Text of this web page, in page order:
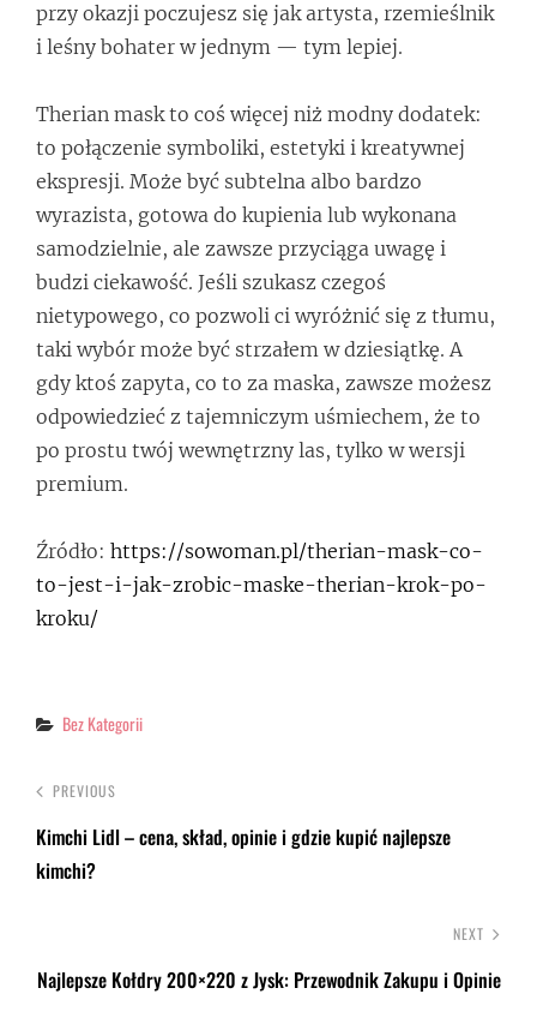
przy okazji poczujesz się jak artysta, rzemieślnik
i leśny bohater w jednym — tym lepiej.
Therian mask to coś więcej niż modny dodatek:
to połączenie symboliki, estetyki i kreatywnej
ekspresji. Może być subtelna albo bardzo
wyrazista, gotowa do kupienia lub wykonana
samodzielnie, ale zawsze przyciąga uwagę i
budzi ciekawość. Jeśli szukasz czegoś
nietypowego, co pozwoli ci wyróżnić się z tłumu,
taki wybór może być strzałem w dziesiątkę. A
gdy ktoś zapyta, co to za maska, zawsze możesz
odpowiedzieć z tajemniczym uśmiechem, że to
po prostu twój wewnętrzny las, tylko w wersji
premium.
Źródło: https://sowoman.pl/therian-mask-co-
to-jest-i-jak-zrobic-maske-therian-krok-po-
kroku/
Categories
Bez Kategorii
PREVIOUS
Kimchi Lidl – cena, skład, opinie i gdzie kupić najlepsze
kimchi?
NEXT
Najlepsze Kołdry 200×220 z Jysk: Przewodnik Zakupu i Opinie